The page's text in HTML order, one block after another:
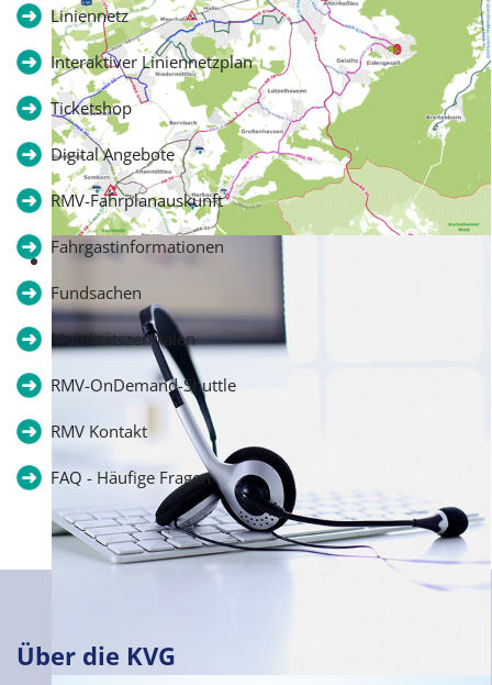
Interaktiver Liniennetzplan
Liniennetz
Interaktiver Liniennetzplan
Ticketshop
Digital Angebote
RMV-Fahrplanauskunft
Fahrgastinformationen
Fundsachen
Mobilitätszentralen
RMV-OnDemand-Shuttle
RMV Kontakt
FAQ - Häufige Fragen
Über die KVG